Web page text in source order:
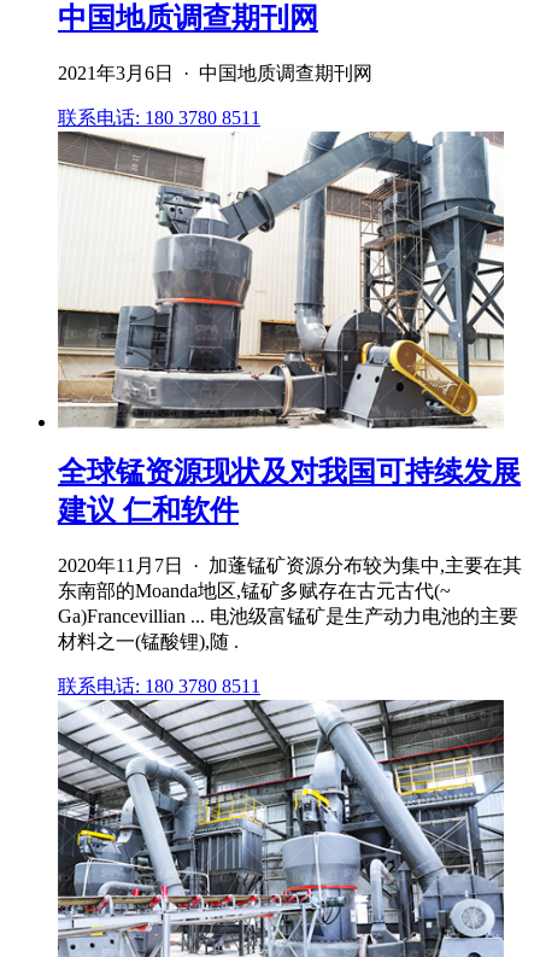
中国地质调查期刊网
2021年3月6日 · 中国地质调查期刊网
联系电话: 180 3780 8511
全球锰资源现状及对我国可持续发展
建议 仁和软件
2020年11月7日 · 加蓬锰矿资源分布较为集中,主要在其
东南部的Moanda地区,锰矿多赋存在古元古代(~
Ga)Francevillian ... 电池级富锰矿是生产动力电池的主要
材料之一(锰酸锂),随 .
联系电话: 180 3780 8511